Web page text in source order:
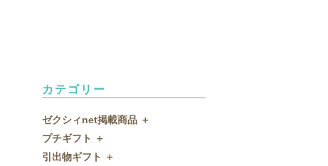
カテゴリー
ゼクシィnet掲載商品 ＋
ゼクシィnet掲載商品
プチギフト ＋
プチギフト
引出物ギフト ＋